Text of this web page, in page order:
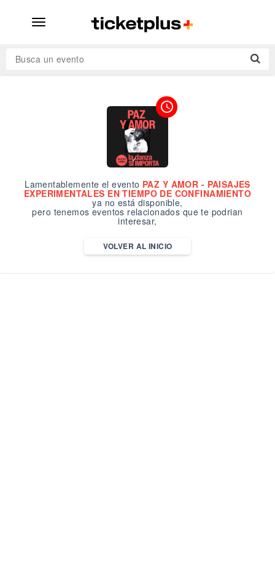
desplegar
Busca un evento
access_time
Lamentablemente el evento PAZ Y AMOR - PAISAJES
EXPERIMENTALES EN TIEMPO DE CONFINAMIENTO
ya no está disponible,
pero tenemos eventos relacionados que te podrian
interesar,
VOLVER AL INICIO